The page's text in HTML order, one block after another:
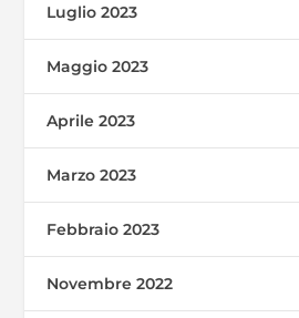
Luglio 2023
Maggio 2023
Aprile 2023
Marzo 2023
Febbraio 2023
Novembre 2022